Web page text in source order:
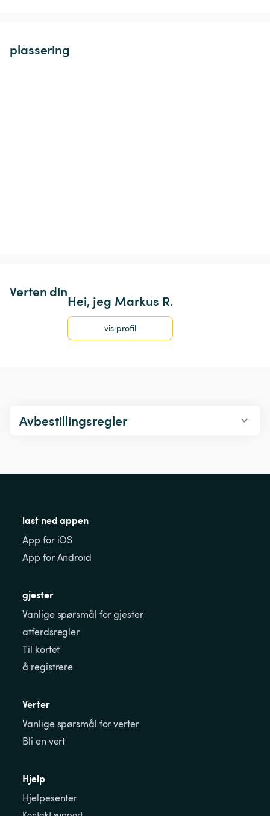
plassering
Verten din
Hei, jeg Markus R.
vis profil
Avbestillingsregler
last ned appen
App for iOS
App for Android
gjester
Vanlige spørsmål for gjester
atferdsregler
Til kortet
å registrere
Verter
Vanlige spørsmål for verter
Bli en vert
Hjelp
Hjelpesenter